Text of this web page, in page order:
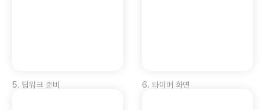
5. 딥워크 준비 6. 타이머 화면